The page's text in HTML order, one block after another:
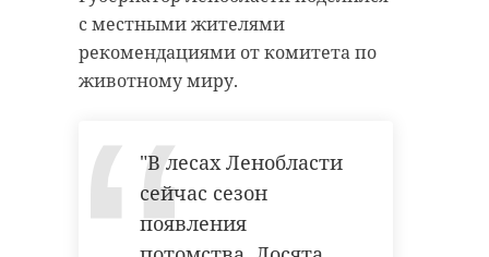
с местными жителями
рекомендациями от комитета по
животному миру.
"В лесах Ленобласти
сейчас сезон
появления